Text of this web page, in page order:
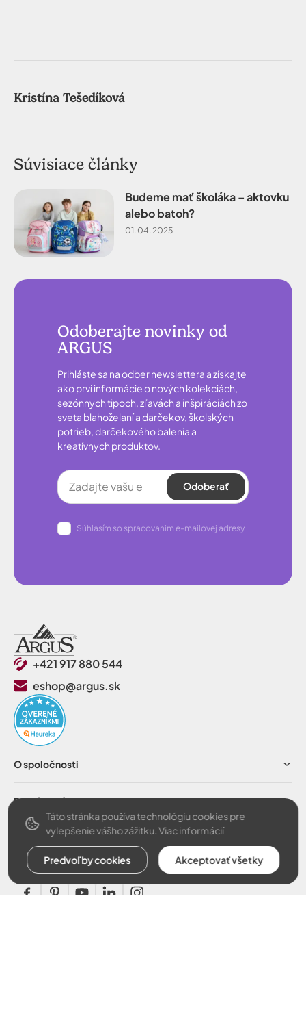
Kristína Tešedíková
Súvisiace články
Budeme mať školáka – aktovku
alebo batoh?
01. 04. 2025
Odoberajte novinky od
ARGUS
Prihláste sa na odber newslettera a získajte
ako prví informácie o nových kolekciách,
sezónnych tipoch, zľavách a inšpiráciách zo
sveta blahoželaní a darčekov, školských
potrieb, darčekového balenia a
kreatívnych produktov.
Odoberať
Súhlasím so spracovanim e-mailovej adresy
+421 917 880 544
eshop@argus.sk
O spoločnosti
Pre zákazníkov
Obchodné podmienky
Táto stránka používa technológiu cookies pre
vylepšenie vášho zážitku.Viac informácií
Predvoľby cookies Akceptovať všetky